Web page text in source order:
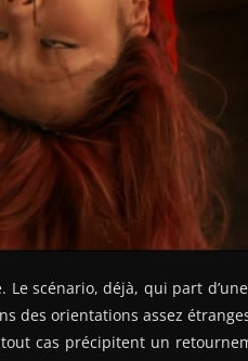
scénario, déjà, qui part
des orientations assez
cas précipitent un